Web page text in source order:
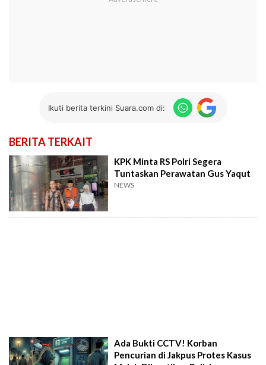
Ikuti berita terkini Suara.com di:
BERITA TERKAIT
KPK Minta RS Polri Segera
Tuntaskan Perawatan Gus Yaqut
NEWS
Ada Bukti CCTV! Korban
Pencurian di Jakpus Protes Kasus